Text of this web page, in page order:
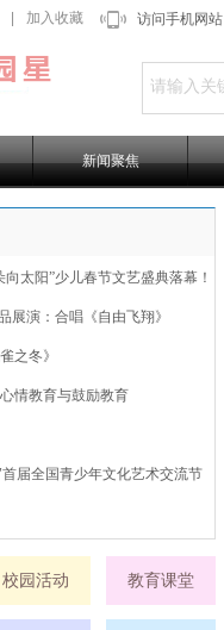
访问手机网站
加入收藏
新闻聚焦
太阳”少儿春节文艺盛典落幕！
展演：合唱《自由飞翔》
之冬》
情教育与鼓励教育
届全国青少年文化艺术交流节
校园活动 教育课堂